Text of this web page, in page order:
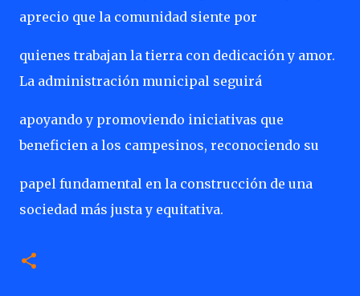
aprecio que la comunidad siente por
quienes trabajan la tierra con dedicación y amor.
La administración municipal seguirá
apoyando y promoviendo iniciativas que
beneficien a los campesinos, reconociendo su
papel fundamental en la construcción de una
sociedad más justa y equitativa.